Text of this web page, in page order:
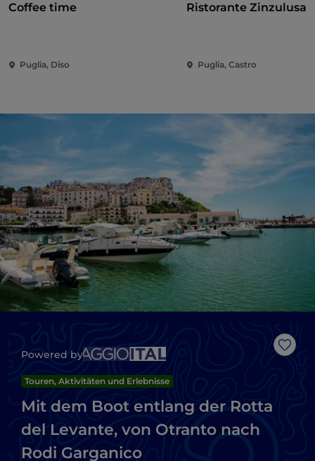
Coffee time
Puglia, Diso
Ristorante Zinzulusa
Puglia, Castro
Like
Powered by
Touren, Aktivitäten und Erlebnisse
Mit dem Boot entlang der Rotta
del Levante, von Otranto nach
Rodi Garganico